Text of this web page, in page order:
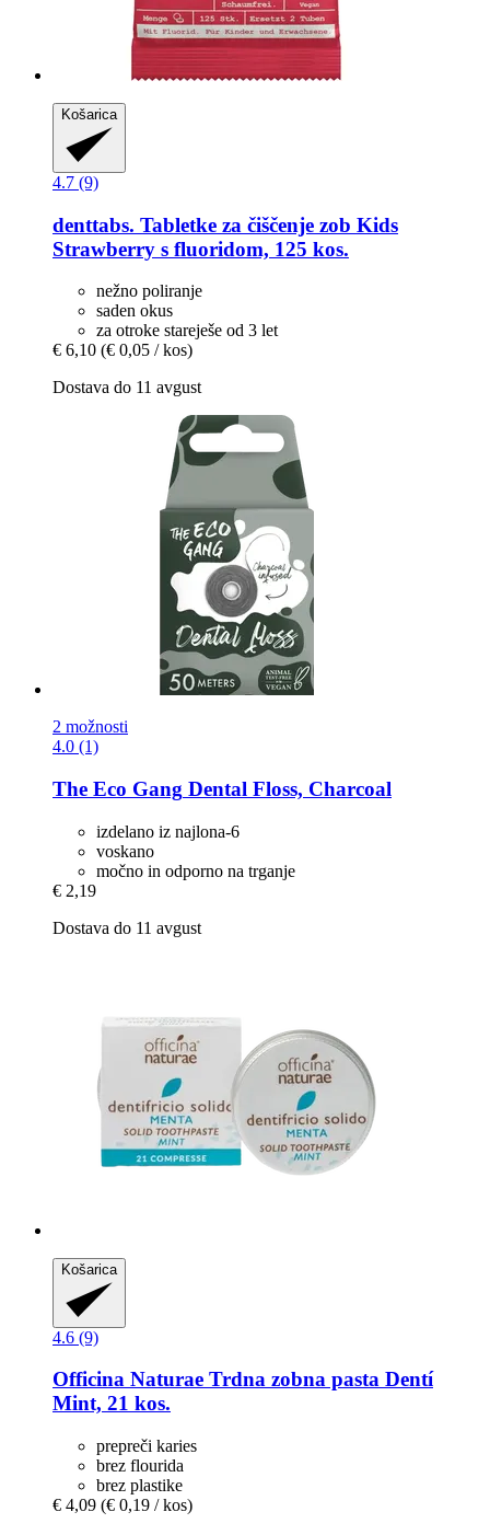
Košarica
4.7 (9)
denttabs. Tabletke za čiščenje zob Kids
Strawberry s fluoridom, 125 kos.
nežno poliranje
saden okus
za otroke stareješe od 3 let
€ 6,10 (€ 0,05 / kos)
Dostava do 11 avgust
2 možnosti
4.0 (1)
The Eco Gang Dental Floss, Charcoal
izdelano iz najlona-6
voskano
močno in odporno na trganje
€ 2,19
Dostava do 11 avgust
Košarica
4.6 (9)
Officina Naturae Trdna zobna pasta Dentí
Mint, 21 kos.
prepreči karies
brez flourida
brez plastike
€ 4,09 (€ 0,19 / kos)